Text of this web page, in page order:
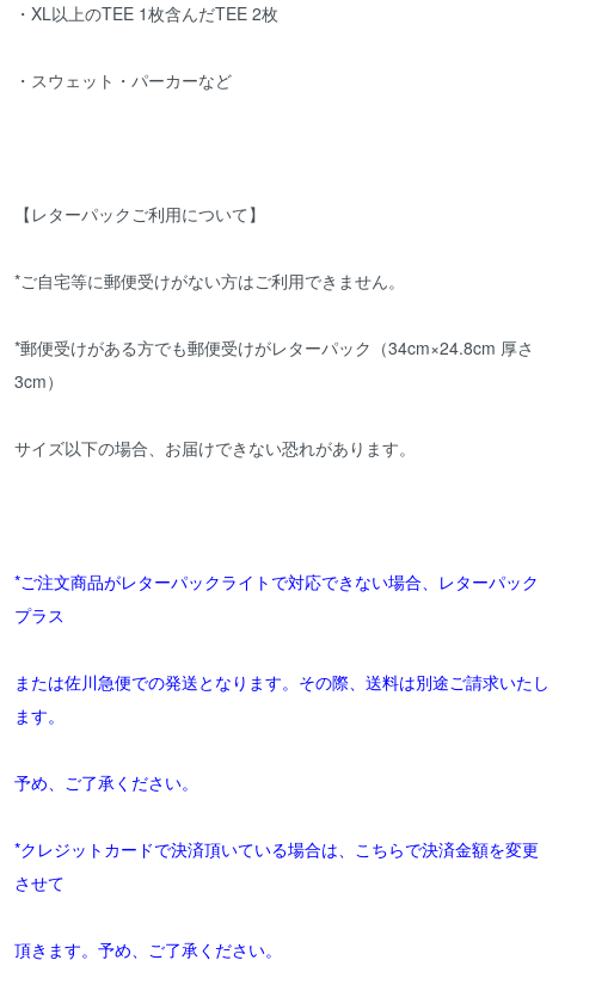
・XL以上のTEE 1枚含んだTEE 2枚
・スウェット・パーカーなど
【レターパックご利用について】
*ご自宅等に郵便受けがない方はご利用できません。
*郵便受けがある方でも郵便受けがレターパック（34cm×24.8cm 厚さ
3cm）
サイズ以下の場合、お届けできない恐れがあります。
*ご注文商品がレターパックライトで対応できない場合、レターパック
プラス
または佐川急便での発送となります。その際、送料は別途ご請求いたし
ます。
予め、ご了承ください。
*クレジットカードで決済頂いている場合は、こちらで決済金額を変更
させて
頂きます。予め、ご了承ください。